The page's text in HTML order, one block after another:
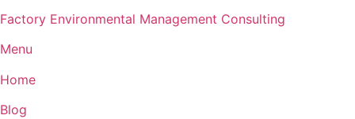
Factory Environmental Management Consulting
Menu
Home
Blog